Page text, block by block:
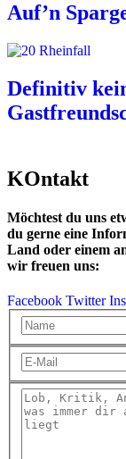
Auf’n
Definitiv
KOntakt
Möchtest du uns
du gerne eine
Land oder einem
wir freuen uns:
Facebook Twitter